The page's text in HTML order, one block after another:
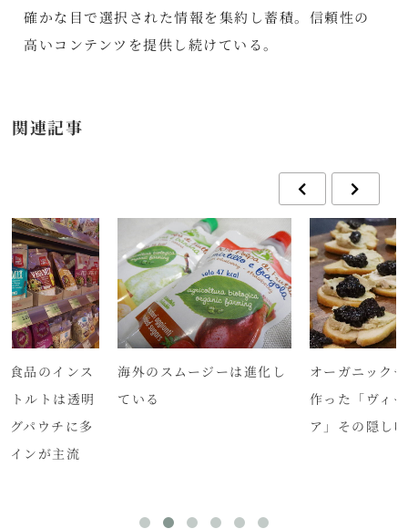
確かな目で選択された情報を集約し蓄積。信頼性の
高いコンテンツを提供し続けている。
関連記事
食品のインス
トルトは透明
グパウチに多
インが主流
海外のスムージーは進化し
ている
オーガニック
作った「ヴィ
ア」その隠し